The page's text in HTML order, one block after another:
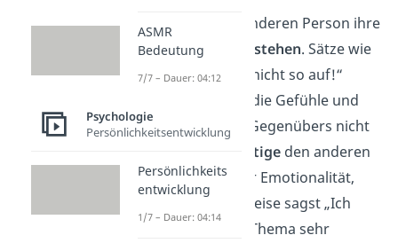
Dabei lässt du der anderen Person ihre
Emotionalität eingestehen. Sätze wie
„Jetzt reg dich doch nicht so auf!“
zeigen nur, dass du die Gefühle und
Bedürfnisse deines Gegenübers nicht
Bestätigeden anderen
stattdessen in seiner Emotionalität,
indem du beispielsweise sagst „Ich
sehe, dass dich das Thema sehr
ASMR
Bedeutung
7/7 – Dauer: 04:12
Psychologie
Persönlichkeitsentwicklung
Persönlichkeits
entwicklung
1/7 – Dauer: 04:14